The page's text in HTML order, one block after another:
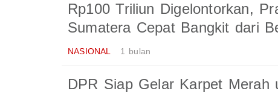
Rp100 Triliun Digelontorkan,
Sumatera Cepat Bangkit dari
NASIONAL 1 bulan
DPR Siap Gelar Karpet Merah